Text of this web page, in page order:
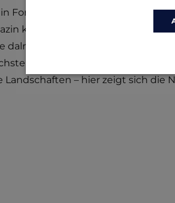
Form eines Horns, den man
kennt.
dalmatinische Insel und mit ihrem
Insel Kroatiens. Diese Insel
– hier zeigt sich die